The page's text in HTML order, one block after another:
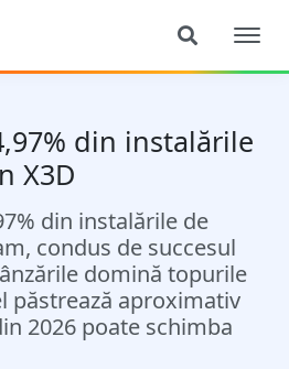
din instalările
X3D
din instalările de
condus de succesul
domină topurile
păstrează aproximativ
2026 poate schimba